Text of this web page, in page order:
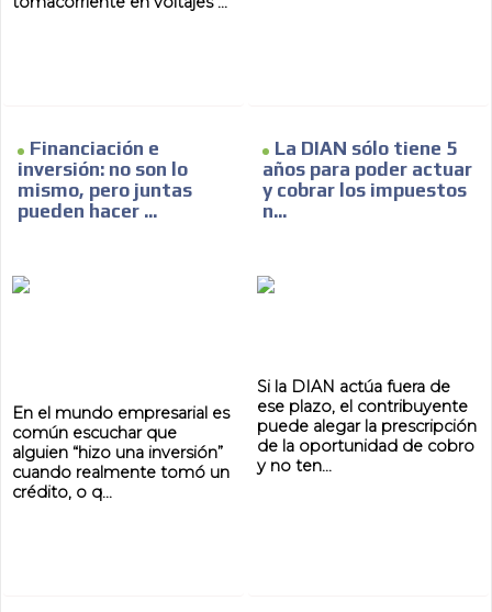
Financiación e
inversión: no son lo
mismo, pero juntas
pueden hacer ...
En el mundo empresarial es
común escuchar que
alguien “hizo una inversión”
cuando realmente tomó un
crédito, o q...
La DIAN sólo tiene 5
años para poder actuar
y cobrar los impuestos
n...
Si la DIAN actúa fuera de
ese plazo, el contribuyente
puede alegar la prescripción
de la oportunidad de cobro
y no ten...